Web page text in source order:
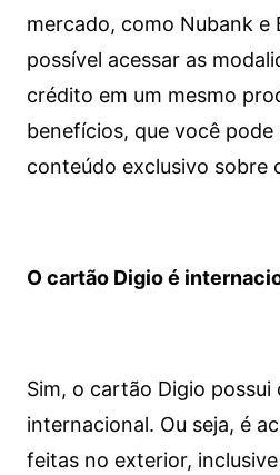
mercado, como Nubank e
possível acessar as
crédito em um mesmo
benefícios, que você
conteúdo exclusivo sobre
O cartão Digio é
Sim, o cartão Digio possui
internacional. Ou seja, é
feitas no exterior,